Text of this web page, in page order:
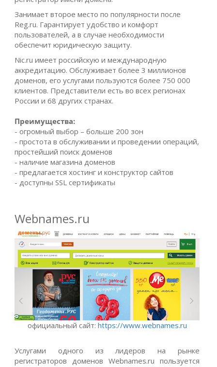
Занимает второе место по популярности после
Reg.ru. Гарантирует удобство и комфорт
пользователей, а в случае необходимости
обеспечит юридическую защиту.
Nic.ru имеет российскую и международную
аккредитацию. Обслуживает более 3 миллионов
доменов, его услугами пользуются более 750 000
клиентов. Представители есть во всех регионах
России и 68 других странах.
Преимущества:
- огромный выбор – больше 200 зон
- простота в обслуживании и проведении операций,
простейший поиск доменов
- наличие магазина доменов
- предлагается хостинг и конструктор сайтов
- доступны SSL сертификаты
Webnames.ru
официальный сайт: https://www.webnames.ru
Услугами одного из лидеров на рынке
регистраторов доменов Webnames.ru пользуется